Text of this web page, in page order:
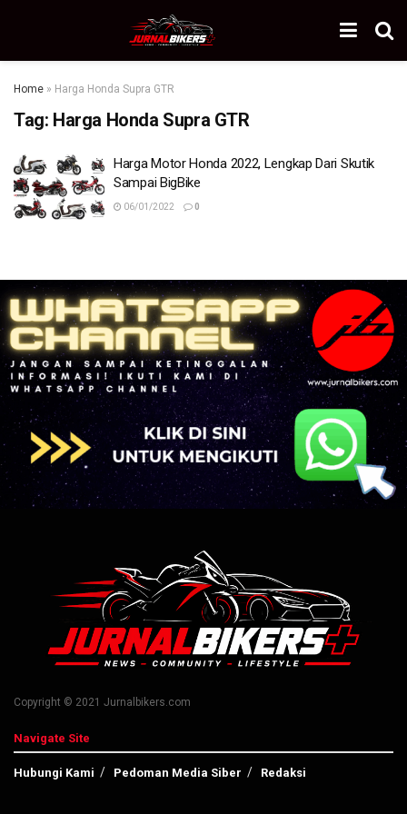
Home » Harga Honda Supra GTR
Tag: Harga Honda Supra GTR
Harga Motor Honda 2022, Lengkap Dari Skutik
Sampai BigBike
06/01/2022 0
Copyright © 2021 Jurnalbikers.com
Navigate Site
Hubungi Kami Pedoman Media Siber Redaksi